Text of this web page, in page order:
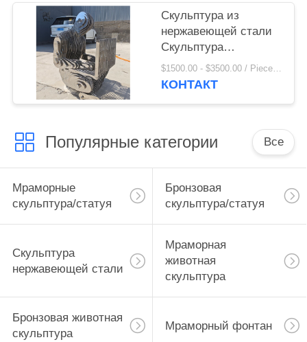
искусство Гостиница
Домашнее
оформление
Скульптура из
нержавеющей стали
Скульптура
невидимого рабочего
Человека Зеркало
Абстрактное На заказ
$1500.00 - $3500.00 / Piece MOQ:1
КОНТАКТ
Популярные категории Все
Мраморные
скульптура/статуя
Бронзовая
скульптура/статуя
Скульптура
нержавеющей стали
Мраморная
животная
скульптура
Бронзовая животная
скульптура
Мраморный фонтан